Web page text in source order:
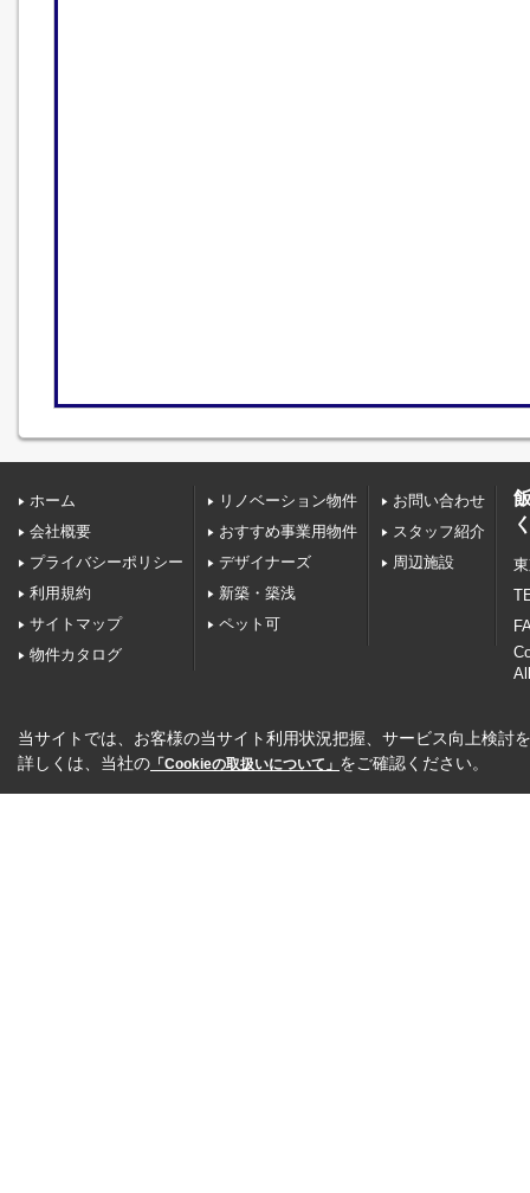
ホーム
会社概要
プライバシーポリシー
利用規約
サイトマップ
物件カタログ
リノベーション物件
おすすめ事業用物件
デザイナーズ
新築・築浅
ペット可
お問い合わせ
スタッフ紹介
周辺施設
当サイトでは、お客様の当サイト利用状況把握、サービス向上検討
詳しくは、当社の 「Cookieの取扱いについて」 をご確認ください。